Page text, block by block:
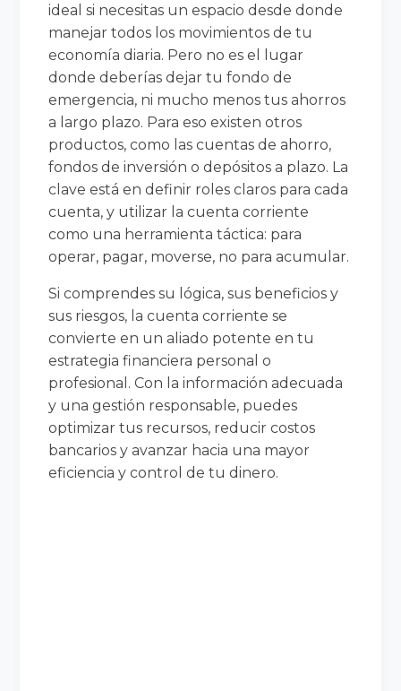
ideal si necesitas un espacio desde donde
manejar todos los movimientos de tu
economía diaria. Pero no es el lugar
donde deberías dejar tu fondo de
emergencia, ni mucho menos tus ahorros
a largo plazo. Para eso existen otros
productos, como las cuentas de ahorro,
fondos de inversión o depósitos a plazo. La
clave está en definir roles claros para cada
cuenta, y utilizar la cuenta corriente
como una herramienta táctica: para
operar, pagar, moverse, no para acumular.
Si comprendes su lógica, sus beneficios y
sus riesgos, la cuenta corriente se
convierte en un aliado potente en tu
estrategia financiera personal o
profesional. Con la información adecuada
y una gestión responsable, puedes
optimizar tus recursos, reducir costos
bancarios y avanzar hacia una mayor
eficiencia y control de tu dinero.